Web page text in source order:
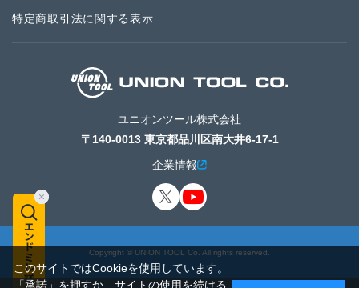
特定商取引法に関する表示
ユニオンツール株式会社
〒140-0013 東京都品川区南大井6-17-1
企業情報
Copyright © UNION TOOL Co. All rights reserved.
このサイトではCookieを使用しています。
「承諾」を押すか、サイトの使用を続ける